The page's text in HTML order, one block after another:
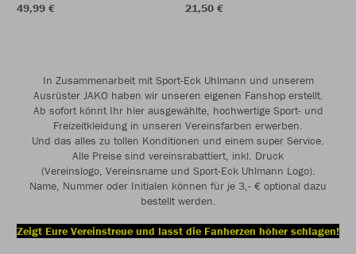
49,99 €
21,50 €
In Zusammenarbeit mit Sport-Eck Uhlmann und unserem
Ausrüster JAKO haben wir unseren eigenen Fanshop erstellt.
Ab sofort könnt Ihr hier ausgewählte, hochwertige Sport- und
Freizeitkleidung in unseren Vereinsfarben erwerben.
Und das alles zu tollen Konditionen und einem super Service.
Alle Preise sind vereinsrabattiert, inkl. Druck
(Vereinslogo, Vereinsname und Sport-Eck Uhlmann Logo).
Name, Nummer oder Initialen können für je 3,- € optional dazu
bestellt werden.
Zeigt Eure Vereinstreue und lasst die Fanherzen höher schlagen!